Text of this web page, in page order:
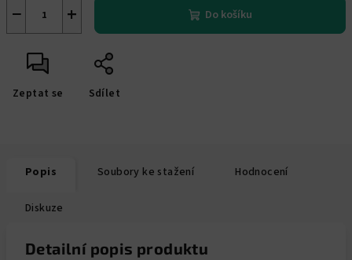
+
− Do košíku
Zeptat se Sdílet
Popis Soubory ke stažení Hodnocení
Diskuze
Detailní popis produktu